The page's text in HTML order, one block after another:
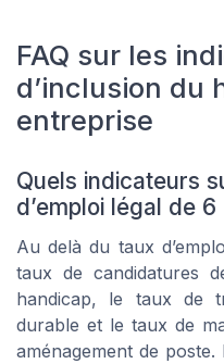
FAQ sur les
d’inclusion du
entreprise
Quels indicateurs
d’emploi légal de 6
Au delà du taux
taux de candidatures
handicap, le taux de
durable et le taux de
aménagement de